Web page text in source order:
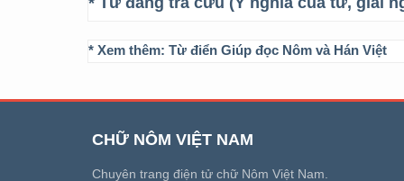
* Xem thêm: Từ điển Giúp đọc Nôm và Hán Việt
CHỮ NÔM VIỆT NAM
Chuyên trang điện tử chữ Nôm Việt Nam.